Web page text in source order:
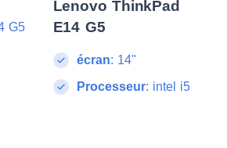
Lenovo ThinkPad
E14 G5
écran: 14"
Processeur: intel i5